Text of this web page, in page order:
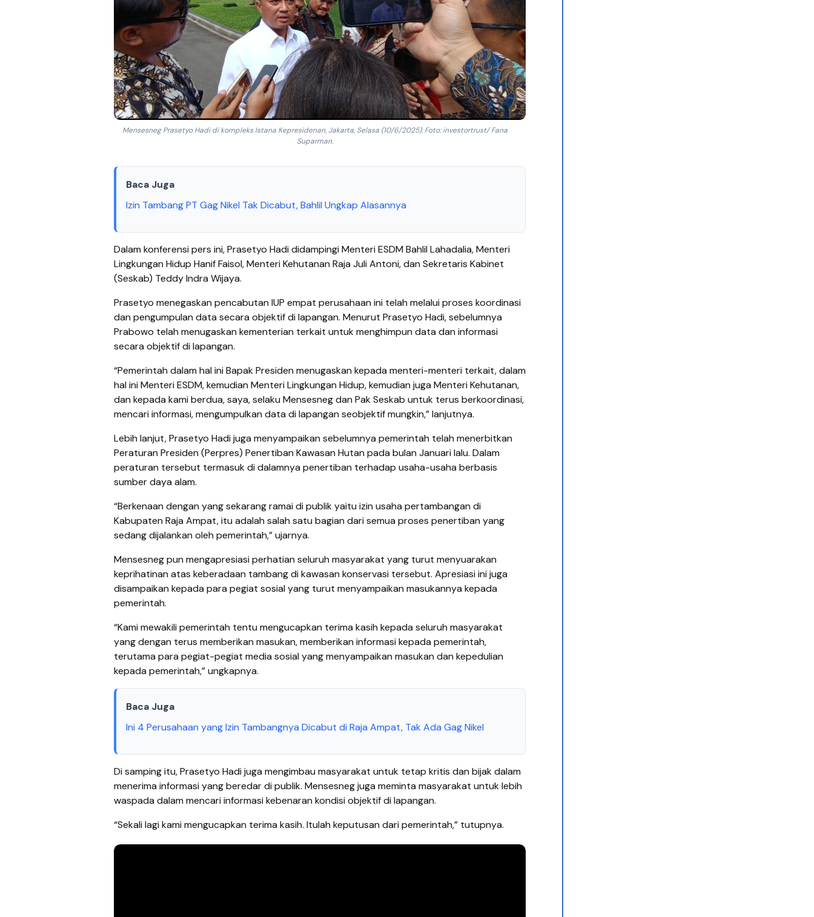
Mensesneg Prasetyo Hadi di kompleks Istana Kepresidenan, Jakarta, Selasa (10/6/2025). Foto: investortrust/ Fana
Suparman.
Baca Juga
Izin Tambang PT Gag Nikel Tak Dicabut, Bahlil Ungkap Alasannya
Dalam konferensi pers ini, Prasetyo Hadi didampingi Menteri ESDM Bahlil Lahadalia, Menteri
Lingkungan Hidup Hanif Faisol, Menteri Kehutanan Raja Juli Antoni, dan Sekretaris Kabinet
(Seskab) Teddy Indra Wijaya.
Prasetyo menegaskan pencabutan IUP empat perusahaan ini telah melalui proses koordinasi
dan pengumpulan data secara objektif di lapangan. Menurut Prasetyo Hadi, sebelumnya
Prabowo telah menugaskan kementerian terkait untuk menghimpun data dan informasi
secara objektif di lapangan.
“Pemerintah dalam hal ini Bapak Presiden menugaskan kepada menteri-menteri terkait, dalam
hal ini Menteri ESDM, kemudian Menteri Lingkungan Hidup, kemudian juga Menteri Kehutanan,
dan kepada kami berdua, saya, selaku Mensesneg dan Pak Seskab untuk terus berkoordinasi,
mencari informasi, mengumpulkan data di lapangan seobjektif mungkin,” lanjutnya.
Lebih lanjut, Prasetyo Hadi juga menyampaikan sebelumnya pemerintah telah menerbitkan
Peraturan Presiden (Perpres) Penertiban Kawasan Hutan pada bulan Januari lalu. Dalam
peraturan tersebut termasuk di dalamnya penertiban terhadap usaha-usaha berbasis
sumber daya alam.
“Berkenaan dengan yang sekarang ramai di publik yaitu izin usaha pertambangan di
Kabupaten Raja Ampat, itu adalah salah satu bagian dari semua proses penertiban yang
sedang dijalankan oleh pemerintah,” ujarnya.
Mensesneg pun mengapresiasi perhatian seluruh masyarakat yang turut menyuarakan
keprihatinan atas keberadaan tambang di kawasan konservasi tersebut. Apresiasi ini juga
disampaikan kepada para pegiat sosial yang turut menyampaikan masukannya kepada
pemerintah.
“Kami mewakili pemerintah tentu mengucapkan terima kasih kepada seluruh masyarakat
yang dengan terus memberikan masukan, memberikan informasi kepada pemerintah,
terutama para pegiat-pegiat media sosial yang menyampaikan masukan dan kepedulian
kepada pemerintah,” ungkapnya.
Baca Juga
Ini 4 Perusahaan yang Izin Tambangnya Dicabut di Raja Ampat, Tak Ada Gag Nikel
Di samping itu, Prasetyo Hadi juga mengimbau masyarakat untuk tetap kritis dan bijak dalam
menerima informasi yang beredar di publik. Mensesneg juga meminta masyarakat untuk lebih
waspada dalam mencari informasi kebenaran kondisi objektif di lapangan.
“Sekali lagi kami mengucapkan terima kasih. Itulah keputusan dari pemerintah,” tutupnya.